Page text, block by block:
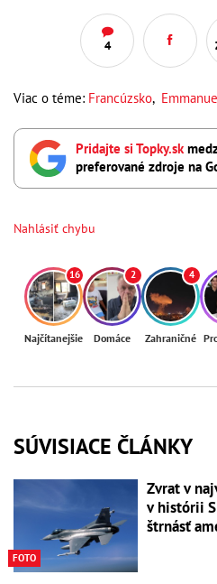
4
Viac o téme: Francúzsko,
Pridajte si Topky.sk
preferované zdroje na
Nahlásiť chybu
16
Najčítanejšie
2
Domáce
4
Zahraničné
SÚVISIACE ČLÁNKY
FOTO
Zvrat v
v histórii
štrnásť